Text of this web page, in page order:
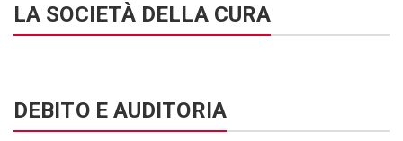
LA SOCIETÀ DELLA CURA
DEBITO E AUDITORIA